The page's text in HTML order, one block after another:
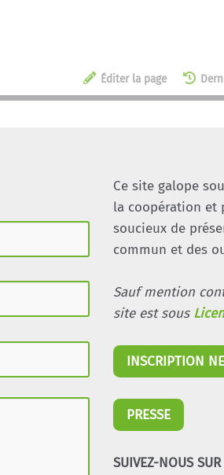
Éditer la page
Ce site galope
la coopération et
soucieux de
commun et des
Sauf mention
site est sous
INSCRIPTION
PRESSE
SUIVEZ-NOUS SUR